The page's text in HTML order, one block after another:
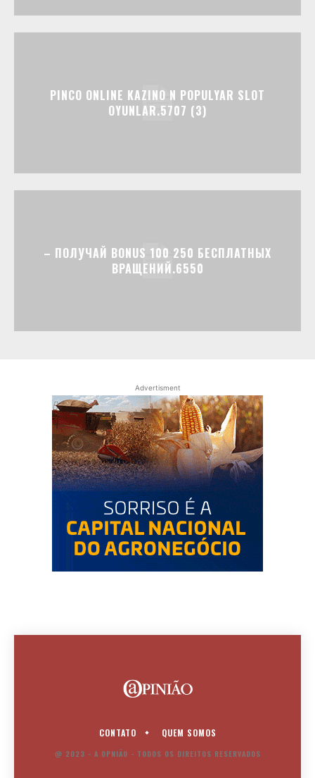
PINCO ONLINE KAZINO N POPULYAR SLOT
OYUNLAR.5707 (3)
– ПОЛУЧАЙ BONUS 100 250 БЕСПЛАТНЫХ
ВРАЩЕНИЙ.6550
Advertisment
CONTATO QUEM SOMOS
@ 2023 - A OPNIÃO - TODOS OS DIREITOS RESERVADOS